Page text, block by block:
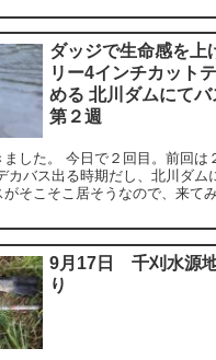
ダッジで生命感を上
リー4インチカット
める 北川ダムにてバ
第２週
した。 今日で２回目。前回は
カバス出る時期だし、北川ダム
そこそこ居そうなので、来て
9月17日 千刈水源
り